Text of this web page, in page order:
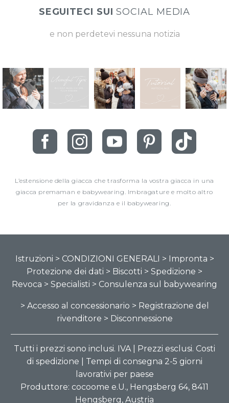
SEGUITECI SUI SOCIAL MEDIA
e non perdetevi nessuna notizia
L’estensione della giacca che trasforma la vostra giacca in una
giacca premaman e babywearing. Imbragature e molto altro
per la gravidanza e il babywearing.
Istruzioni > CONDIZIONI GENERALI > Impronta >
Protezione dei dati > Biscotti > Spedizione >
Revoca > Specialisti > Consulenza sul babywearing
> Accesso al concessionario > Registrazione del
rivenditore > Disconnessione
Tutti i prezzi sono inclusi. IVA | Prezzi esclusi. Costi
di spedizione | Tempi di consegna 2-5 giorni
lavorativi per paese
Produttore: cocoome e.U., Hengsberg 64, 8411
Hengsberg, Austria